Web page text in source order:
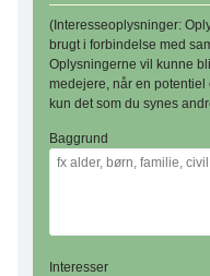
(Interesseoplysninger:
brugt i forbindelse med
Oplysningerne vil kunne
medejere, når en potentiel
kun det som du synes
Baggrund
Interesser